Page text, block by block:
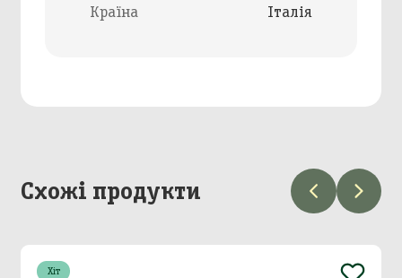
Країна
Італія
Схожі продукти
Хіт